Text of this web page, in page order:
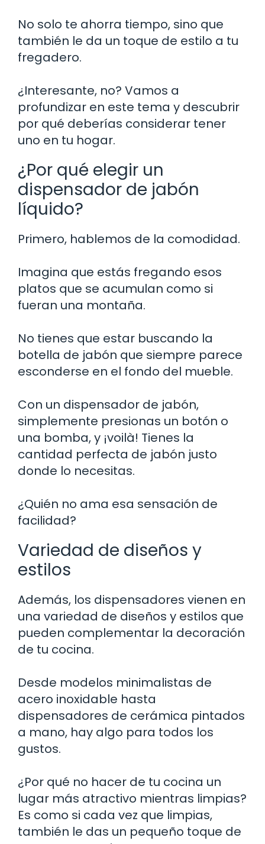
No solo te ahorra tiempo, sino que
también le da un toque de estilo a tu
fregadero.
¿Interesante, no? Vamos a
profundizar en este tema y descubrir
por qué deberías considerar tener
uno en tu hogar.
¿Por qué elegir un
dispensador de jabón
líquido?
Primero, hablemos de la comodidad.
Imagina que estás fregando esos
platos que se acumulan como si
fueran una montaña.
No tienes que estar buscando la
botella de jabón que siempre parece
esconderse en el fondo del mueble.
Con un dispensador de jabón,
simplemente presionas un botón o
una bomba, y ¡voilà! Tienes la
cantidad perfecta de jabón justo
donde lo necesitas.
¿Quién no ama esa sensación de
facilidad?
Variedad de diseños y
estilos
Además, los dispensadores vienen en
una variedad de diseños y estilos que
pueden complementar la decoración
de tu cocina.
Desde modelos minimalistas de
acero inoxidable hasta
dispensadores de cerámica pintados
a mano, hay algo para todos los
gustos.
¿Por qué no hacer de tu cocina un
lugar más atractivo mientras limpias?
Es como si cada vez que limpias,
también le das un pequeño toque de